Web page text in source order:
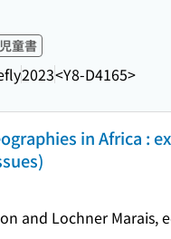
児童書
2023<Y8-D4165>
in Africa :
and Lochner Marais,